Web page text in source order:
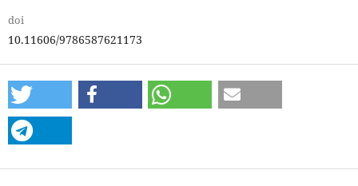
doi
10.11606/9786587621173